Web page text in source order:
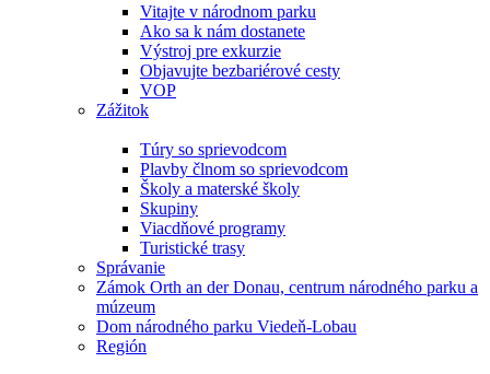
Vitajte v národnom parku
Ako sa k nám dostanete
Výstroj pre exkurzie
Objavujte bezbariérové cesty
VOP
Zážitok
Túry so sprievodcom
Plavby člnom so sprievodcom
Školy a materské školy
Skupiny
Viacdňové programy
Turistické trasy
Správanie
Zámok Orth an der Donau, centrum národného parku a
múzeum
Dom národného parku Viedeň-Lobau
Región